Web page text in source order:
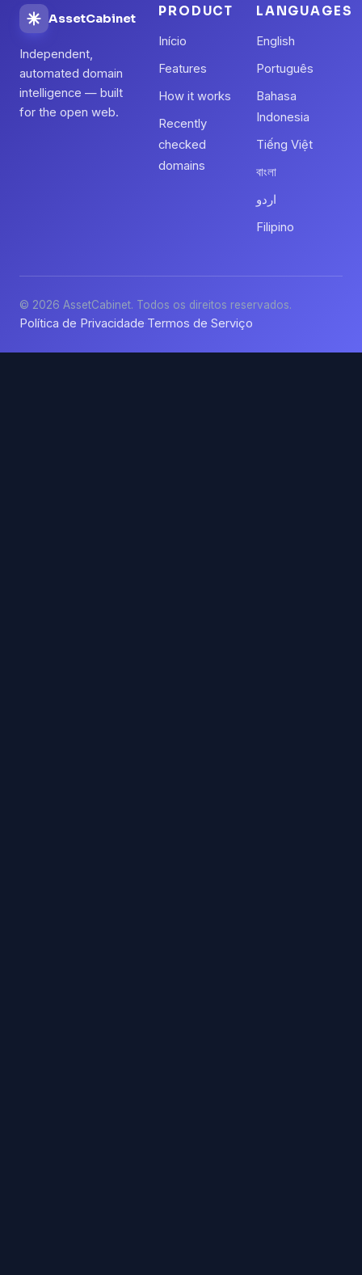
AssetCabinet
Independent,
automated domain
intelligence — built
for the open web.
PRODUCT
Início
Features
How it works
Recently
checked
domains
LANGUAGES
English
Português
Bahasa
Indonesia
Tiếng Việt
বাংলা
اردو
Filipino
© 2026 AssetCabinet. Todos os direitos reservados.
Política de Privacidade·Termos de Serviço